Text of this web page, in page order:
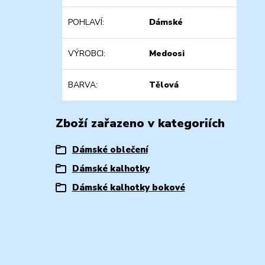
POHLAVÍ Dámské
VÝROBCI Medoosi
BARVA Tělová
Zboží zařazeno v kategoriích
Dámské oblečení
Dámské kalhotky
Dámské kalhotky bokové